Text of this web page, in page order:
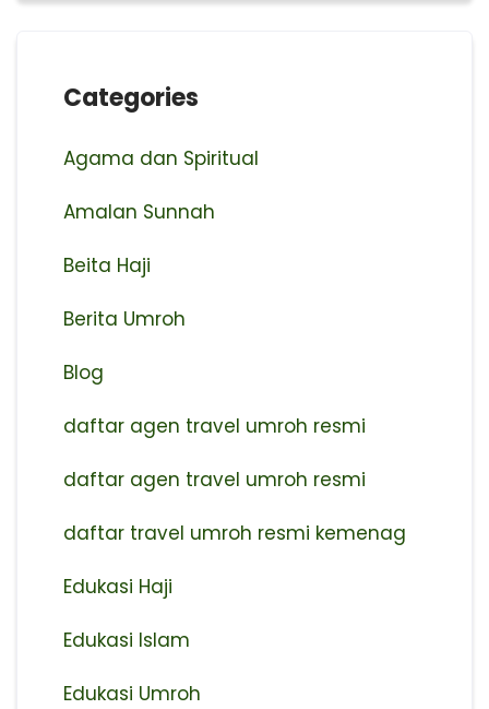
Categories
Agama dan Spiritual
Amalan Sunnah
Beita Haji
Berita Umroh
Blog
daftar agen travel umroh resmi
⁠daftar agen travel umroh resmi
daftar travel umroh resmi kemenag
Edukasi Haji
Edukasi Islam
Edukasi Umroh